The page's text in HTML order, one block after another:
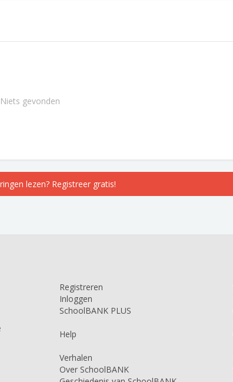
Niets gevonden
lezen? Registreer gratis!
Registreren
Inloggen
SchoolBANK PLUS
Help
Verhalen
Over SchoolBANK